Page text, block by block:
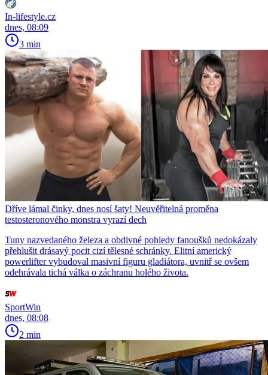
In-lifestyle.cz
dnes, 08:09
3 min
Dříve lámal činky, dnes nosí šaty! Neuvěřitelná proměna
testosteronového monstra vyrazí dech
Tuny nazvedaného železa a obdivné pohledy fanoušků nedokázaly
přehlušit drásavý pocit cizí tělesné schránky. Elitní americký
powerlifter vybudoval masivní figuru gladiátora, uvnitř se ovšem
odehrávala tichá válka o záchranu holého života.
SportWin
dnes, 08:08
2 min